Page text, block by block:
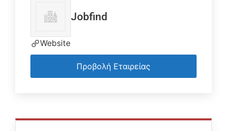
Jobfind
Website
Προβολή Εταιρείας